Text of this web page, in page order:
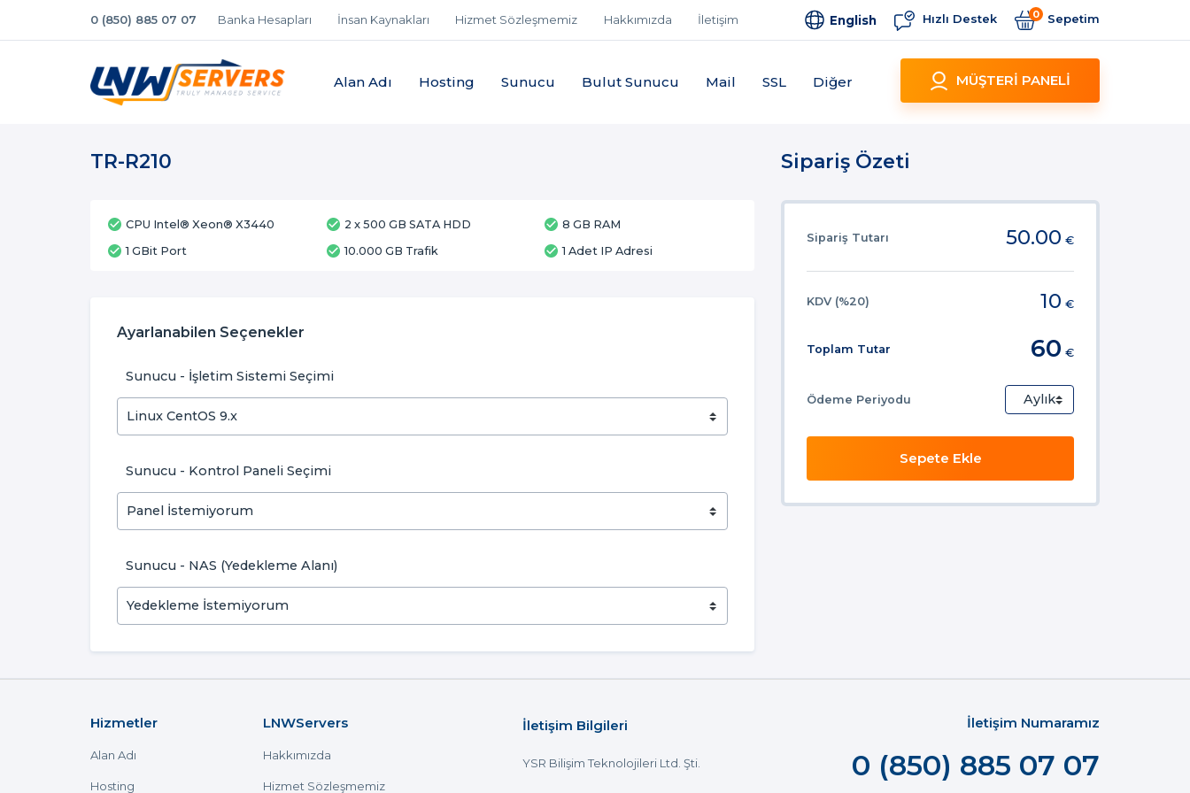
0 (850) 885 07 07 Banka Hesapları İnsan Kaynakları Hizmet Sözleşmemiz Hakkımızda İletişim English Hızlı Destek 0 Sepetim
Alan Adı Hosting Sunucu Bulut Sunucu Mail SSL Diğer MÜŞTERİ PANELİ
TR-R210
CPU Intel® Xeon® X3440 2 x 500 GB SATA HDD
8 GB RAM
1 GBit Port
10.000 GB Trafik 1 Adet IP Adresi
Ayarlanabilen Seçenekler
Sunucu - İşletim Sistemi Seçimi
Sunucu - Kontrol Paneli Seçimi
Sunucu - NAS (Yedekleme Alanı)
Sipariş Özeti
Sipariş Tutarı 50.00 €
KDV (%20) 10 €
Toplam Tutar 60 €
Ödeme Periyodu
Sepete Ekle
Hizmetler
Alan Adı
Hosting
LNWServers
Hakkımızda
Hizmet Sözleşmemiz
İletişim Bilgileri
YSR Bilişim Teknolojileri Ltd. Şti.
İletişim Numaramız
0 (850) 885 07 07